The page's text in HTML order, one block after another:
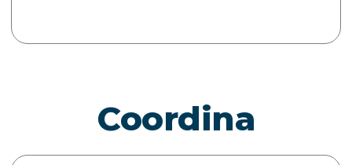
Coordina